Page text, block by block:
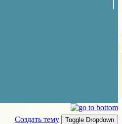
Создать тему
Toggle Dropdown